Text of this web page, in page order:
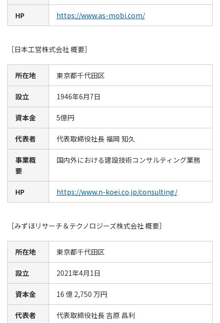
HP https://www.as-mobi.com/
［日本工営株式会社 概要］
所在地 東京都千代田区
設立 1946年6月7日
資本金 5億円
代表者 代表取締役社長 福岡 知久
事業概
要
国内外における建設技術コンサルティング業務
HP https://www.n-koei.co.jp/consulting/
［みずほリサーチ＆テクノロジーズ株式会社 概要］
所在地 東京都千代田区
設立 2021年4月1日
資本金 16 億 2,750 万円
代表者 代表取締役社長 吉原 昌利